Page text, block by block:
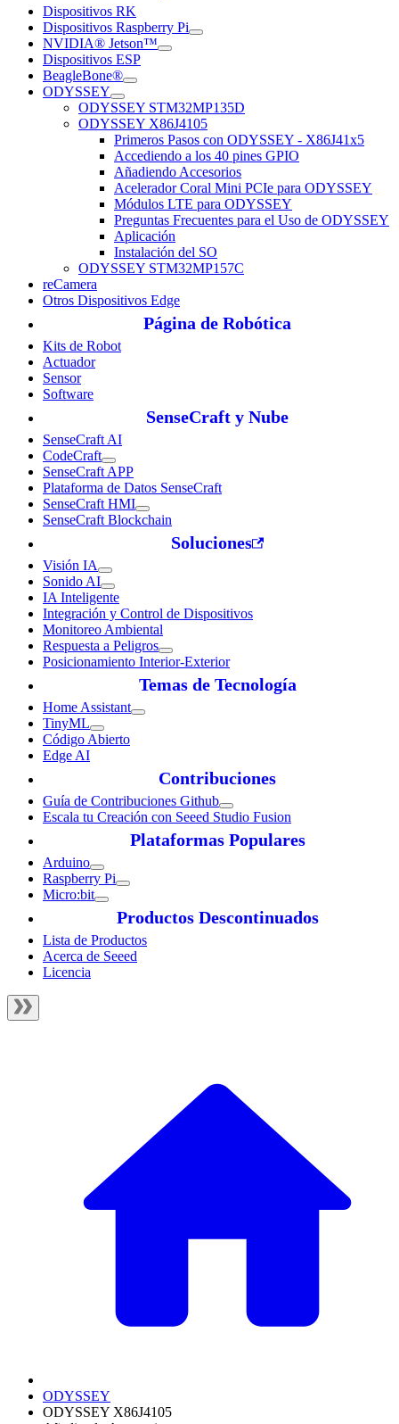
Dispositivos RK
Dispositivos Raspberry Pi
NVIDIA® Jetson™
Dispositivos ESP
BeagleBone®
ODYSSEY
ODYSSEY STM32MP135D
ODYSSEY X86J4105
Primeros Pasos con ODYSSEY - X86J41x5
Accediendo a los 40 pines GPIO
Añadiendo Accesorios
Acelerador Coral Mini PCIe para ODYSSEY
Módulos LTE para ODYSSEY
Preguntas Frecuentes para el Uso de ODYSSEY
Aplicación
Instalación del SO
ODYSSEY STM32MP157C
reCamera
Otros Dispositivos Edge
Página de Robótica
Kits de Robot
Actuador
Sensor
Software
SenseCraft y Nube
SenseCraft AI
CodeCraft
SenseCraft APP
Plataforma de Datos SenseCraft
SenseCraft HMI
SenseCraft Blockchain
Soluciones
Visión IA
Sonido AI
IA Inteligente
Integración y Control de Dispositivos
Monitoreo Ambiental
Respuesta a Peligros
Posicionamiento Interior-Exterior
Temas de Tecnología
Home Assistant
TinyML
Código Abierto
Edge AI
Contribuciones
Guía de Contribuciones Github
Escala tu Creación con Seeed Studio Fusion
Plataformas Populares
Arduino
Raspberry Pi
Micro:bit
Productos Descontinuados
Lista de Productos
Acerca de Seeed
Licencia
ODYSSEY
ODYSSEY X86J4105